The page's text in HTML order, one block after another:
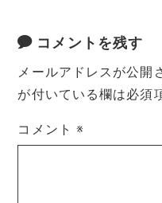
コメントを残す
メールアドレスが公開
が付いている欄は必須
コメント※